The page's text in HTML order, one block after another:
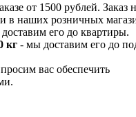
от 1500 рублей. Заказ
в наших розничных
его до квартиры.
кг - мы доставим его до
вас обеспечить